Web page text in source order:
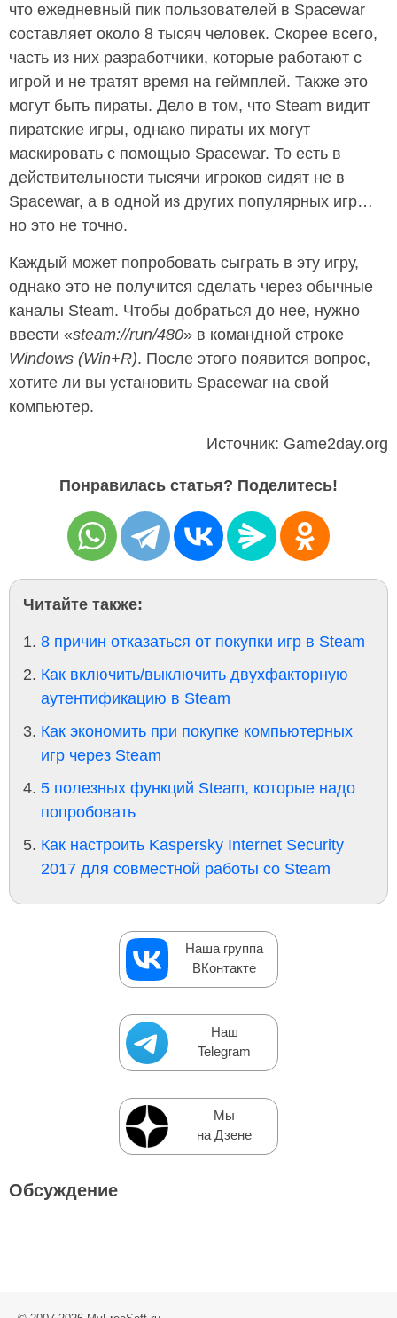
что ежедневный пик пользователей в Spacewar
составляет около 8 тысяч человек. Скорее всего,
часть из них разработчики, которые работают с
игрой и не тратят время на геймплей. Также это
могут быть пираты. Дело в том, что Steam видит
пиратские игры, однако пираты их могут
маскировать с помощью Spacewar. То есть в
действительности тысячи игроков сидят не в
Spacewar, а в одной из других популярных игр…
но это не точно.
Каждый может попробовать сыграть в эту игру,
однако это не получится сделать через обычные
каналы Steam. Чтобы добраться до нее, нужно
ввести «steam://run/480» в командной строке
Windows (Win+R). После этого появится вопрос,
хотите ли вы установить Spacewar на свой
компьютер.
Источник: Game2day.org
Понравилась статья? Поделитесь!
Читайте также:
8 причин отказаться от покупки игр в Steam
Как включить/выключить двухфакторную
аутентификацию в Steam
Как экономить при покупке компьютерных
игр через Steam
5 полезных функций Steam, которые надо
попробовать
Как настроить Kaspersky Internet Security
2017 для совместной работы со Steam
Наша группа
ВКонтакте
Наш
Telegram
Мы
на Дзене
Обсуждение